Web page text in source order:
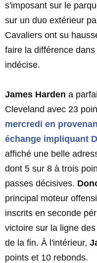
s'imposant sur le
sur un duo extérieur
Cavaliers ont su
faire la différence
indécise.
James Harden a
Cleveland avec 23
mercredi en
échange impliquant
affiché une belle
dont 5 sur 8 à trois
passes décisives.
principal moteur
inscrits en seconde
victoire sur la ligne
de la fin. À l'intérieur,
points et 10 rebonds.